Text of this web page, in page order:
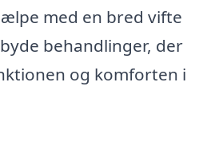
med en bred vifte
behandlinger, der
og komforten i